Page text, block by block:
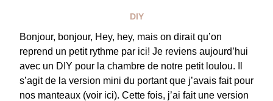
DIY
Bonjour, bonjour, Hey, hey, mais on dirait qu’on
reprend un petit rythme par ici! Je reviens aujourd’hui
avec un DIY pour la chambre de notre petit loulou. Il
s’agit de la version mini du portant que j’avais fait pour
nos manteaux (voir ici). Cette fois, j’ai fait une version